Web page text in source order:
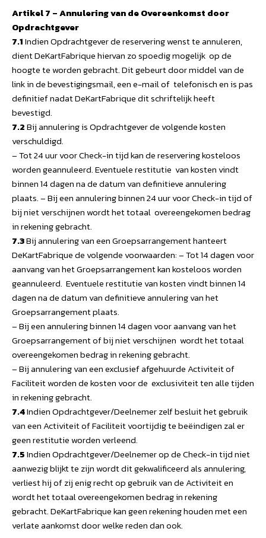
Artikel 7 – Annulering van de Overeenkomst door
Opdrachtgever
7.1Indien Opdrachtgever de reservering wenst te annuleren,
dient DeKartFabrique hiervan zo spoedig mogelijk op de
hoogte te worden gebracht. Dit gebeurt door middel van de
link in de bevestigingsmail, een e-mail of telefonisch en is pas
definitief nadat DeKartFabrique dit schriftelijk heeft
bevestigd.
7.2Bij annulering is Opdrachtgever de volgende kosten
verschuldigd.
– Tot 24 uur voor Check-in tijd kan de reservering kosteloos
worden geannuleerd. Eventuele restitutie van kosten vindt
binnen 14 dagen na de datum van definitieve annulering
plaats. – Bij een annulering binnen 24 uur voor Check-in tijd of
bij niet verschijnen wordt het totaal overeengekomen bedrag
in rekening gebracht.
7.3Bij annulering van een Groepsarrangement hanteert
DeKartFabrique de volgende voorwaarden: – Tot 14 dagen voor
aanvang van het Groepsarrangement kan kosteloos worden
geannuleerd. Eventuele restitutie van kosten vindt binnen 14
dagen na de datum van definitieve annulering van het
Groepsarrangement plaats.
– Bij een annulering binnen 14 dagen voor aanvang van het
Groepsarrangement of bij niet verschijnen wordt het totaal
overeengekomen bedrag in rekening gebracht.
– Bij annulering van een exclusief afgehuurde Activiteit of
Faciliteit worden de kosten voor de exclusiviteit ten alle tijden
in rekening gebracht.
7.4Indien Opdrachtgever/Deelnemer zelf besluit het gebruik
van een Activiteit of Faciliteit voortijdig te beëindigen zal er
geen restitutie worden verleend.
7.5Indien Opdrachtgever/Deelnemer op de Check-in tijd niet
aanwezig blijkt te zijn wordt dit gekwalificeerd als annulering,
verliest hij of zij enig recht op gebruik van de Activiteit en
wordt het totaal overeengekomen bedrag in rekening
gebracht. DeKartFabrique kan geen rekening houden met een
verlate aankomst door welke reden dan ook.